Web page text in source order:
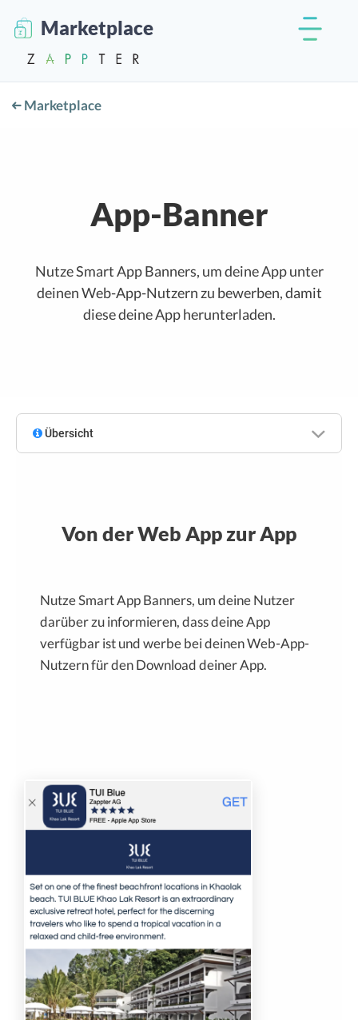
Marketplace
Marketplace
App-Banner
Nutze Smart App Banners, um deine App unter
deinen Web-App-Nutzern zu bewerben, damit
diese deine App herunterladen.
Übersicht
Von der Web App zur App
Nutze Smart App Banners, um deine Nutzer
darüber zu informieren, dass deine App
verfügbar ist und werbe bei deinen Web-App-
Nutzern für den Download deiner App.